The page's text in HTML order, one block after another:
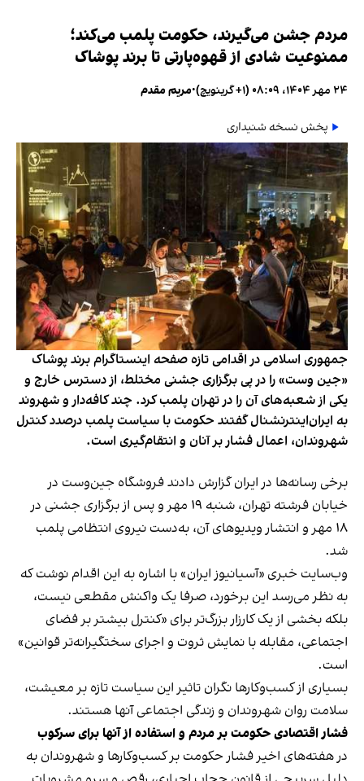
مردم جشن می‌گیرند، حکومت پلمب می‌کند؛
ممنوعیت شادی از قهوه‌پارتی تا برند پوشاک
۲۴ مهر ۱۴۰۴، ۰۸:۰۹ (‎+۱ گرینویچ) •مریم مقدم
پخش نسخه شنیداری
جمهوری اسلامی در اقدامی تازه صفحه اینستاگرام برند پوشاک
«جین وست» را در پی برگزاری جشنی مختلط، از دسترس خارج و
یکی از شعبه‌های آن را در تهران پلمب کرد. چند کافه‌‌دار و شهروند
به ایران‌اینترنشنال گفتند حکومت با سیاست پلمب درصدد کنترل
شهروندان، اعمال فشار بر آنان و انتقام‌گیری است.
برخی رسانه‌ها در ایران گزارش دادند فروشگاه جین‌وست در
خیابان فرشته تهران، شنبه ۱۹ مهر و پس از برگزاری جشنی در
۱۸ مهر و انتشار ویدیوهای آن، به‌دست نیروی انتظامی پلمب
شد.
وب‌سایت خبری «آسیانیوز ایران» با اشاره به این اقدام نوشت که
به نظر می‌رسد این برخورد، صرفا یک واکنش مقطعی نیست،
بلکه بخشی از یک کارزار بزرگ‌تر برای «کنترل بیشتر بر فضای
اجتماعی، مقابله با نمایش ثروت و اجرای سختگیرانه‌تر قوانین»
است.
بسیاری از کسب‌وکارها نگران تاثیر این سیاست‌ تازه بر معیشت،
سلامت روان شهروندان و زندگی اجتماعی آنها هستند.
فشار اقتصادی حکومت بر مردم و استفاده از آنها برای سرکوب
در هفته‌های اخیر فشار حکومت بر کسب‌وکارها و شهروندان به